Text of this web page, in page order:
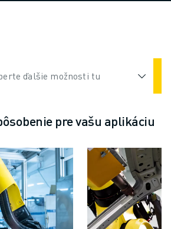
ďalšie možnosti tu
pre vašu aplikáciu